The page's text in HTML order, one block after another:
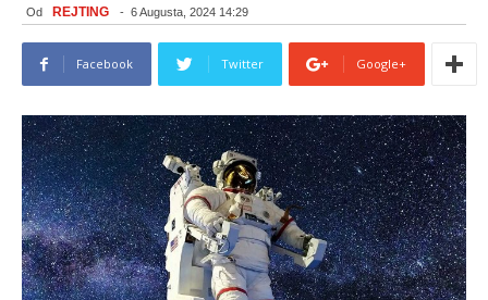
Od REJTING - 6 Augusta, 2024 14:29
Facebook Twitter Google+